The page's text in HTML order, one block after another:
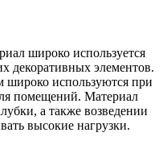
широко используется
декоративных элементов.
используются при
помещений. Материал
а также возведении
высокие нагрузки.